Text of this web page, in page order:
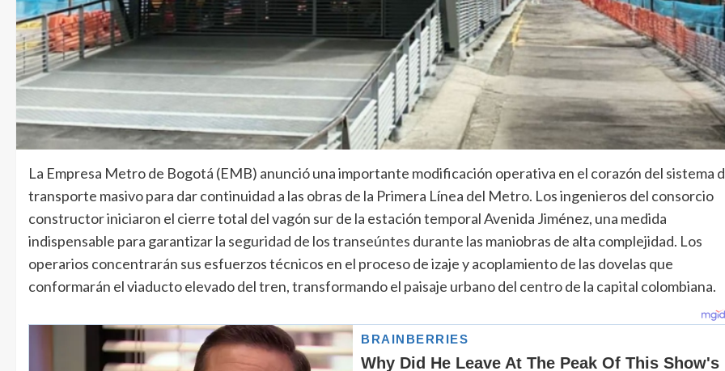
La Empresa Metro de Bogotá (EMB) anunció una importante modificación operativa en el corazón del sistema
transporte masivo para dar continuidad a las obras de la Primera Línea del Metro. Los ingenieros del consorcio
constructor iniciaron el cierre total del vagón sur de la estación temporal Avenida Jiménez, una medida
indispensable para garantizar la seguridad de los transeúntes durante las maniobras de alta complejidad. Los
operarios concentrarán sus esfuerzos técnicos en el proceso de izaje y acoplamiento de las dovelas que
conformarán el viaducto elevado del tren, transformando el paisaje urbano del centro de la capital colombiana.